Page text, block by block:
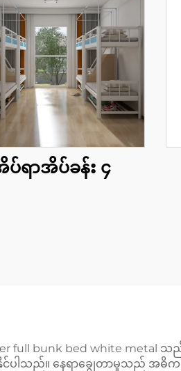
ပ်ရာအိပ်ခန်း ၄
full bunk bed white
နိုင်ပါသည်။ နေရာချွေတာမှုသည်